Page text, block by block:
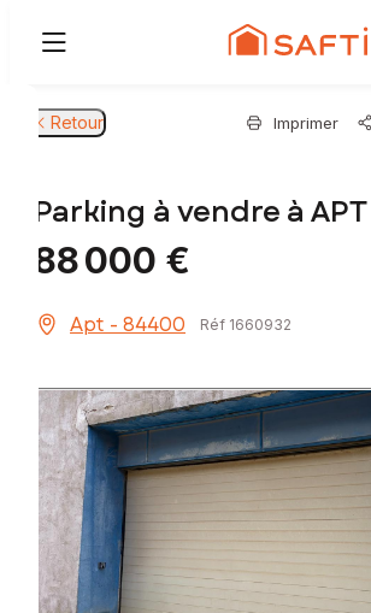
Retour Imprimer
Parking à vendre à APT
88 000 €
Apt - 84400 Réf 1660932